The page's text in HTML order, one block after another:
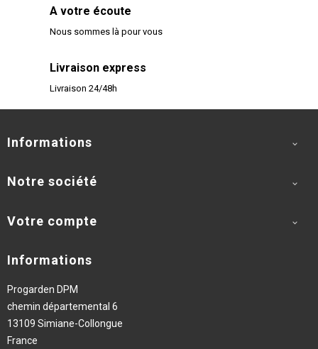
A votre écoute
Nous sommes là pour vous
Livraison express
Livraison 24/48h
Informations 
Notre société 
Votre compte 
Informations
Progarden DPM
chemin départemental 6
13109 Simiane-Collongue
France